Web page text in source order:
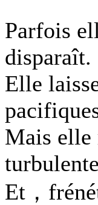
Parfois
disparaît.
Elle
Mais elle
Et，